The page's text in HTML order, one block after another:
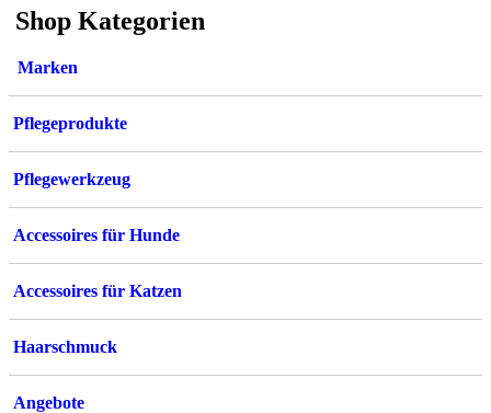
Shop Kategorien
Marken
Pflegeprodukte
Pflegewerkzeug
Accessoires für Hunde
Accessoires für Katzen
Haarschmuck
Angebote